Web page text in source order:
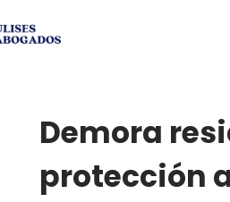
Demora
protección